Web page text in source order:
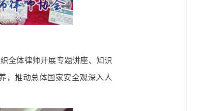
全体律师开展专题讲座、知识
，推动总体国家安全观深入人